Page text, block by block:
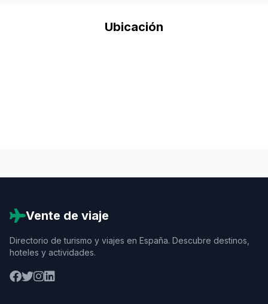
Ubicación
Vente de viaje
Directorio de turismo y viajes en España. Descubre destinos,
hoteles y actividades.